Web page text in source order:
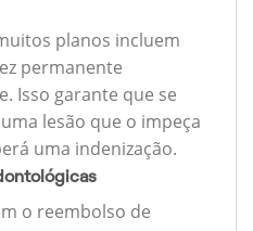
planos incluem
permanente
Isso garante que se
lesão que o impeça
uma indenização.
o reembolso de